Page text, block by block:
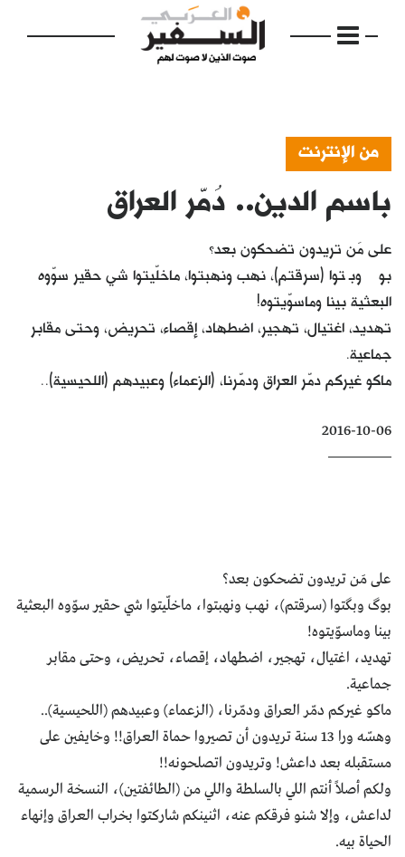
الرئيسية
إفتتاحية
فكرة
دفاتر
بالصورة
كتّابنا
من الإنترنت
باسم الدين.. دُمّر العراق
على مَن تريدون تضحكون بعد؟
بوگ وبگتوا (سرقتم)، نهب ونهبتوا، ماخلّيتوا شي حقير سوّوه
البعثية بينا وماسوّيتوه!
تهديد، اغتيال، تهجير، اضطهاد، إقصاء، تحريض، وحتى مقابر
جماعية.
ماكو غيركم دمّر العراق ودمّرنا، (الزعماء) وعبيدهم (اللحيسية)..
2016-10-06
على مَن تريدون تضحكون بعد؟
بوگ وبگتوا (سرقتم)، نهب ونهبتوا، ماخلّيتوا شي حقير سوّوه البعثية
بينا وماسوّيتوه!
تهديد، اغتيال، تهجير، اضطهاد، إقصاء، تحريض، وحتى مقابر
جماعية.
ماكو غيركم دمّر العراق ودمّرنا، (الزعماء) وعبيدهم (اللحيسية)..
وهسّه ورا 13 سنة تريدون أن تصيروا حماة العراق!! وخايفين على
مستقبله بعد داعش! وتريدون اتصلحونه!!
ولكم أصلاً أنتم اللي بالسلطة واللي من (الطائفتين)، النسخة الرسمية
لداعش، وإلا شنو فرقكم عنه، اثنينكم شاركتوا بخراب العراق وإنهاء
الحياة بيه.